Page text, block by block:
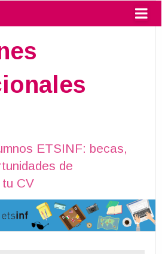
ETSINF: becas,
de
CV